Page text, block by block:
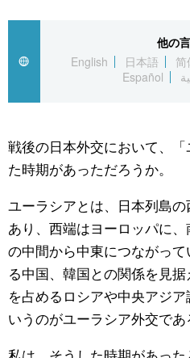
People
東京
お知らせ
公式
他の
English
日本語
Español
戦後の日本外交において、
た時期があっただろうか。
ユーラシアとは、日本列島
あり、西端はヨーロッパに
の中間から中東につながっ
る中国、韓国との関係を見
を占めるロシアや中央アジ
いうのがユーラシア外交であ